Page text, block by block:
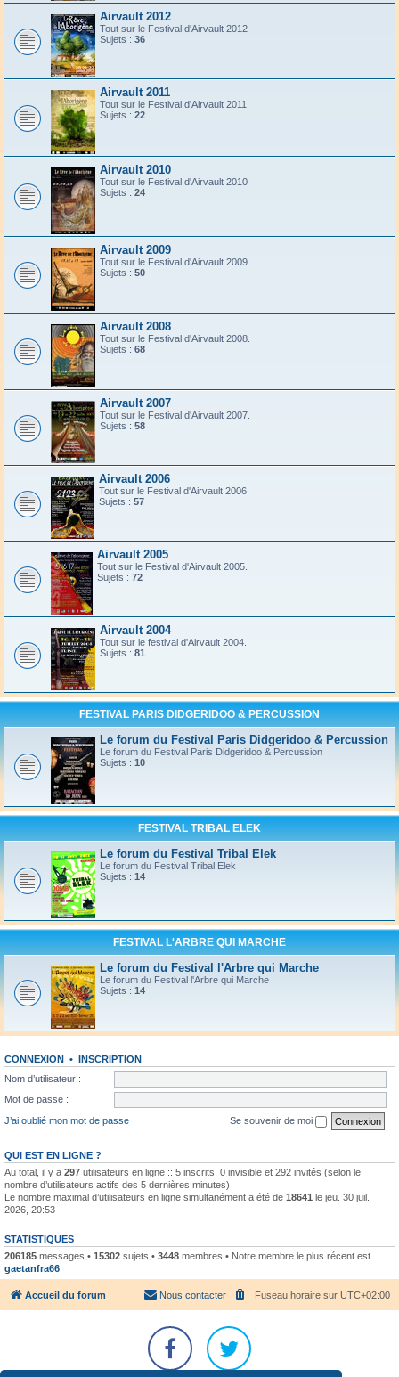
Airvault 2012
Tout sur le Festival d'Airvault 2012
Sujets : 36
Airvault 2011
Tout sur le Festival d'Airvault 2011
Sujets : 22
Airvault 2010
Tout sur le Festival d'Airvault 2010
Sujets : 24
Airvault 2009
Tout sur le Festival d'Airvault 2009
Sujets : 50
Airvault 2008
Tout sur le Festival d'Airvault 2008.
Sujets : 68
Airvault 2007
Tout sur le Festival d'Airvault 2007.
Sujets : 58
Airvault 2006
Tout sur le Festival d'Airvault 2006.
Sujets : 57
Airvault 2005
Tout sur le Festival d'Airvault 2005.
Sujets : 72
Airvault 2004
Tout sur le festival d'Airvault 2004.
Sujets : 81
FESTIVAL PARIS DIDGERIDOO & PERCUSSION
Le forum du Festival Paris Didgeridoo & Percussion
Le forum du Festival Paris Didgeridoo & Percussion
Sujets : 10
FESTIVAL TRIBAL ELEK
Le forum du Festival Tribal Elek
Le forum du Festival Tribal Elek
Sujets : 14
FESTIVAL L'ARBRE QUI MARCHE
Le forum du Festival l'Arbre qui Marche
Le forum du Festival l'Arbre qui Marche
Sujets : 14
CONNEXION • INSCRIPTION
Nom d’utilisateur :
Mot de passe :
J’ai oublié mon mot de passe
Se souvenir de moi
QUI EST EN LIGNE ?
Au total, il y a 297 utilisateurs en ligne :: 5 inscrits, 0 invisible et 292 invités (selon le
nombre d’utilisateurs actifs des 5 dernières minutes)
Le nombre maximal d’utilisateurs en ligne simultanément a été de 18641 le jeu. 30 juil.
2026, 20:53
STATISTIQUES
206185 messages • 15302 sujets • 3448 membres • Notre membre le plus récent est
gaetanfra66
Accueil du forum Fuseau horaire sur UTC+02:00
Nous contacter